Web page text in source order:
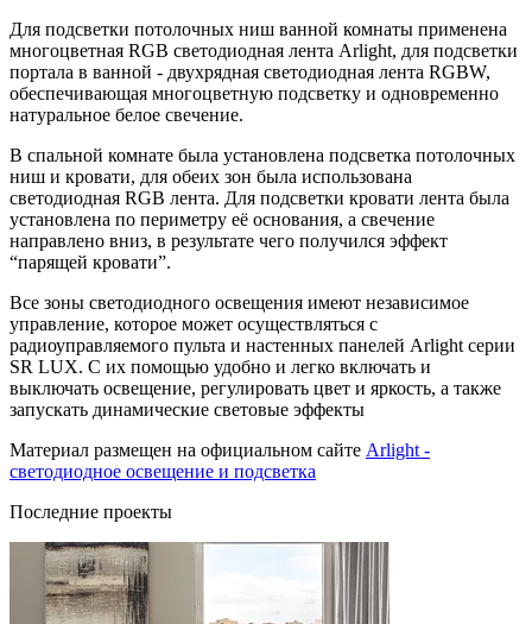
Для подсветки потолочных ниш ванной комнаты применена
многоцветная RGB светодиодная лента Arlight, для подсветки
портала в ванной - двухрядная светодиодная лента RGBW,
обеспечивающая многоцветную подсветку и одновременно
натуральное белое свечение.
В спальной комнате была установлена подсветка потолочных
ниш и кровати, для обеих зон была использована
светодиодная RGB лента. Для подсветки кровати лента была
установлена по периметру её основания, а свечение
направлено вниз, в результате чего получился эффект
“парящей кровати”.
Все зоны светодиодного освещения имеют независимое
управление, которое может осуществляться с
радиоуправляемого пульта и настенных панелей Arlight серии
SR LUX. С их помощью удобно и легко включать и
выключать освещение, регулировать цвет и яркость, а также
запускать динамические световые эффекты
Материал размещен на официальном сайте Arlight -
светодиодное освещение и подсветка
Последние проекты